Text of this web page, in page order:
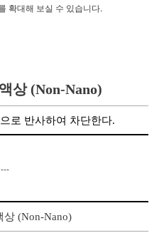
확대해 보실 수 있습니다.
상 (Non-Nano)
로 반사하여 차단한다.
---
상 (Non-Nano)